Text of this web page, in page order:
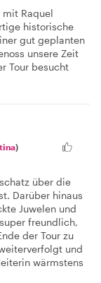
mit Raquel
historische
gut geplanten
unsere Zeit
Tour besucht
)
über die
Darüber hinaus
Juwelen und
freundlich,
der Tour zu
und
wärmstens